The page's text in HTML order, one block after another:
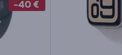
-40 €